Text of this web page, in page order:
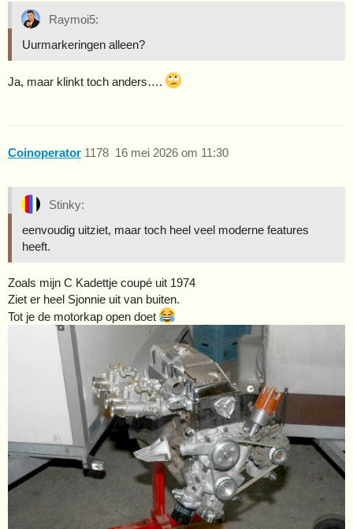
Raymoi5:
Uurmarkeringen alleen?
Ja, maar klinkt toch anders….
Coinoperator 16 mei 2026 om 11:30
1178
Stinky:
eenvoudig uitziet, maar toch heel veel moderne features
heeft.
Zoals mijn C Kadettje coupé uit 1974
Ziet er heel Sjonnie uit van buiten.
Tot je de motorkap open doet